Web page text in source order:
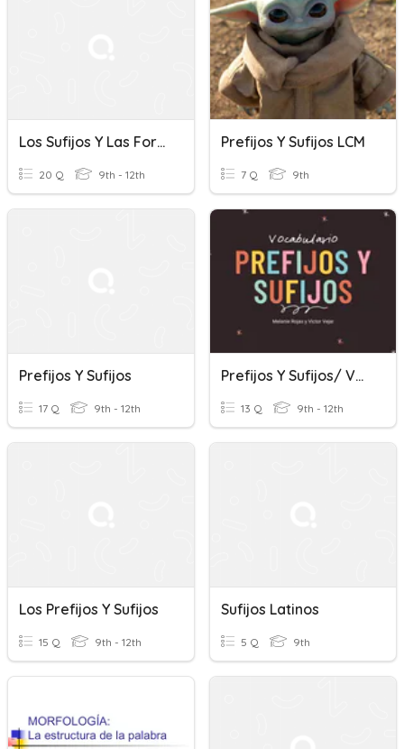
Los Sufijos Y Las Formas Diminutivas
20 Q 9th - 12th
Prefijos Y Sufijos LCM
7 Q 9th
Prefijos Y Sufijos
17 Q 9th - 12th
Prefijos Y Sufijos/ Vocabulario
13 Q 9th - 12th
Los Prefijos Y Sufijos
15 Q 9th - 12th
Sufijos Latinos
5 Q 9th